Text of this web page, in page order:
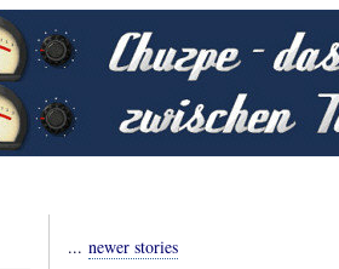
... newer stories